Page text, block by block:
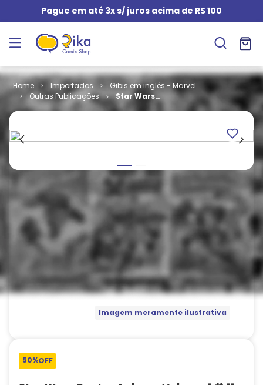
Pague em até 3x s/ juros acima de R$ 100
Importados
Gibis em inglês - Marvel
Outras Publicações
Star Wars
Doctor Aphra
Imagem meramente ilustrativa
50%OFF